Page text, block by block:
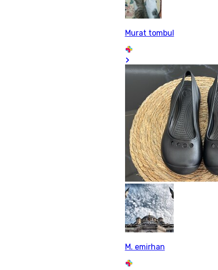
Murat tombul
M. emirhan